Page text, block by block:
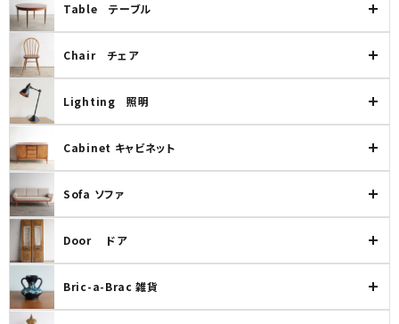
Table テーブル
Chair チェア
Lighting 照明
Cabinet キャビネット
Sofa ソファ
Door ドア
Bric-a-Brac 雑貨